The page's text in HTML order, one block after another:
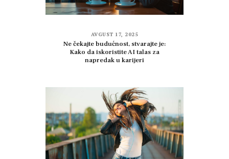
AVGUST 17, 2025
Ne čekajte budućnost, stvarajte je:
Kako da iskoristite AI talas za
napredak u karijeri